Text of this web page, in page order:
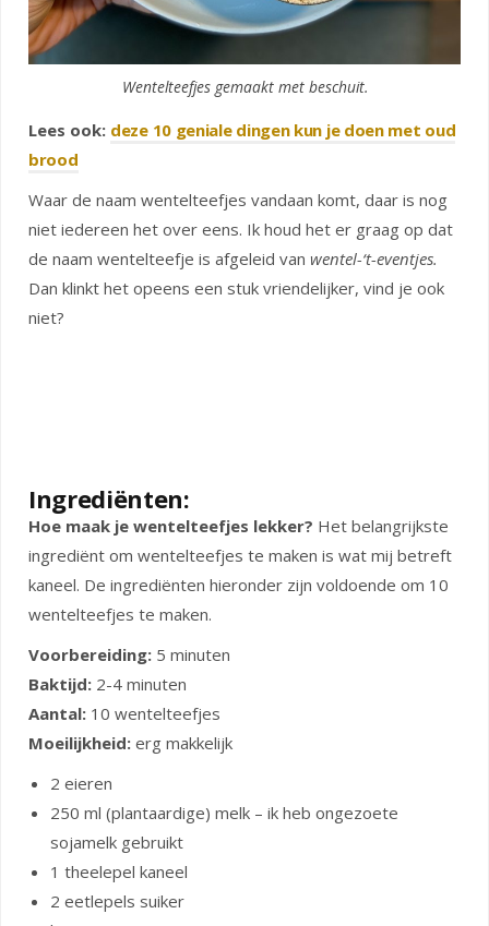
Wentelteefjes gemaakt met beschuit.
Lees ook: deze 10 geniale dingen kun je doen met oud
brood
Waar de naam wentelteefjes vandaan komt, daar is nog
niet iedereen het over eens. Ik houd het er graag op dat
de naam wentelteefje is afgeleid van wentel-‘t-eventjes.
Dan klinkt het opeens een stuk vriendelijker, vind je ook
niet?
Ingrediënten:
Hoe maak je wentelteefjes lekker? Het belangrijkste
ingrediënt om wentelteefjes te maken is wat mij betreft
kaneel. De ingrediënten hieronder zijn voldoende om 10
wentelteefjes te maken.
Voorbereiding: 5 minuten
Baktijd: 2-4 minuten
Aantal: 10 wentelteefjes
Moeilijkheid: erg makkelijk
2 eieren
250 ml (plantaardige) melk – ik heb ongezoete
sojamelk gebruikt
1 theelepel kaneel
2 eetlepels suiker